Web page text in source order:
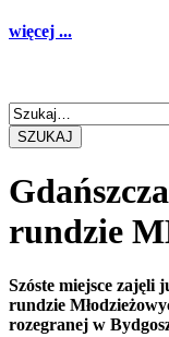
więcej ...
SZUKAJ
rundzie
Szóste miejsce
rundzie
rozegranej w